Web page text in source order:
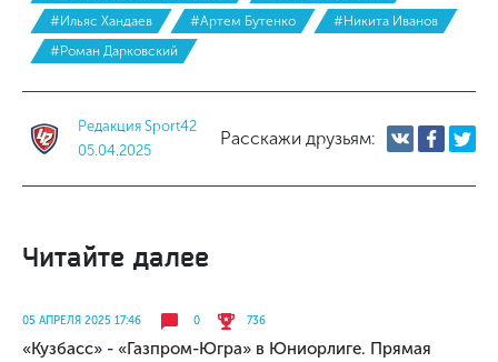
#Ильяс Хандаев
#Артем Бутенко
#Никита Иванов
#Роман Дарковский
Редакция Sport42
05.04.2025
Расскажи друзьям:
Читайте далее
05 АПРЕЛЯ 2025 17:46 0 736
«Кузбасс» - «Газпром-Югра» в Юниорлиге. Прямая